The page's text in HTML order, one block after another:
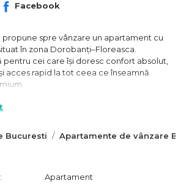
Bucuresti Apartamente de vânzare
Facebook
propune spre vânzare un apartament cu
în zona Dorobanți–Floreasca.
pentru cei care își doresc confort absolut,
acces rapid la tot ceea ce înseamnă
la etajul 6 al unui imobil construit în 2010 și
sunt luminoase, aerisite și finisate la înalt
Apartament